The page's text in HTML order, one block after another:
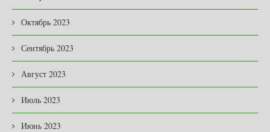
Октябрь 2023
Сентябрь 2023
Август 2023
Июль 2023
Июнь 2023